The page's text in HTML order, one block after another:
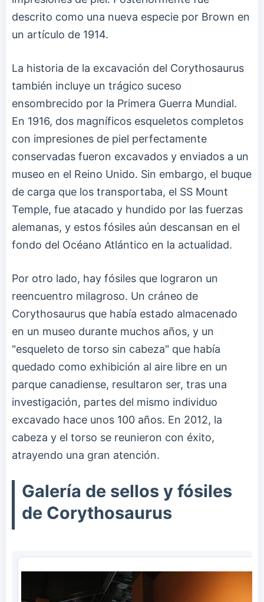
descrito como una nueva especie por Brown en
un artículo de 1914.
La historia de la excavación del Corythosaurus
también incluye un trágico suceso
ensombrecido por la Primera Guerra Mundial.
En 1916, dos magníficos esqueletos completos
con impresiones de piel perfectamente
conservadas fueron excavados y enviados a un
museo en el Reino Unido. Sin embargo, el buque
de carga que los transportaba, el SS Mount
Temple, fue atacado y hundido por las fuerzas
alemanas, y estos fósiles aún descansan en el
fondo del Océano Atlántico en la actualidad.
Por otro lado, hay fósiles que lograron un
reencuentro milagroso. Un cráneo de
Corythosaurus que había estado almacenado
en un museo durante muchos años, y un
"esqueleto de torso sin cabeza" que había
quedado como exhibición al aire libre en un
parque canadiense, resultaron ser, tras una
investigación, partes del mismo individuo
excavado hace unos 100 años. En 2012, la
cabeza y el torso se reunieron con éxito,
atrayendo una gran atención.
Galería de sellos y fósiles
de Corythosaurus